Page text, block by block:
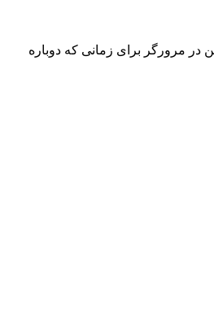
در مرورگر برای زمانی که دوباره